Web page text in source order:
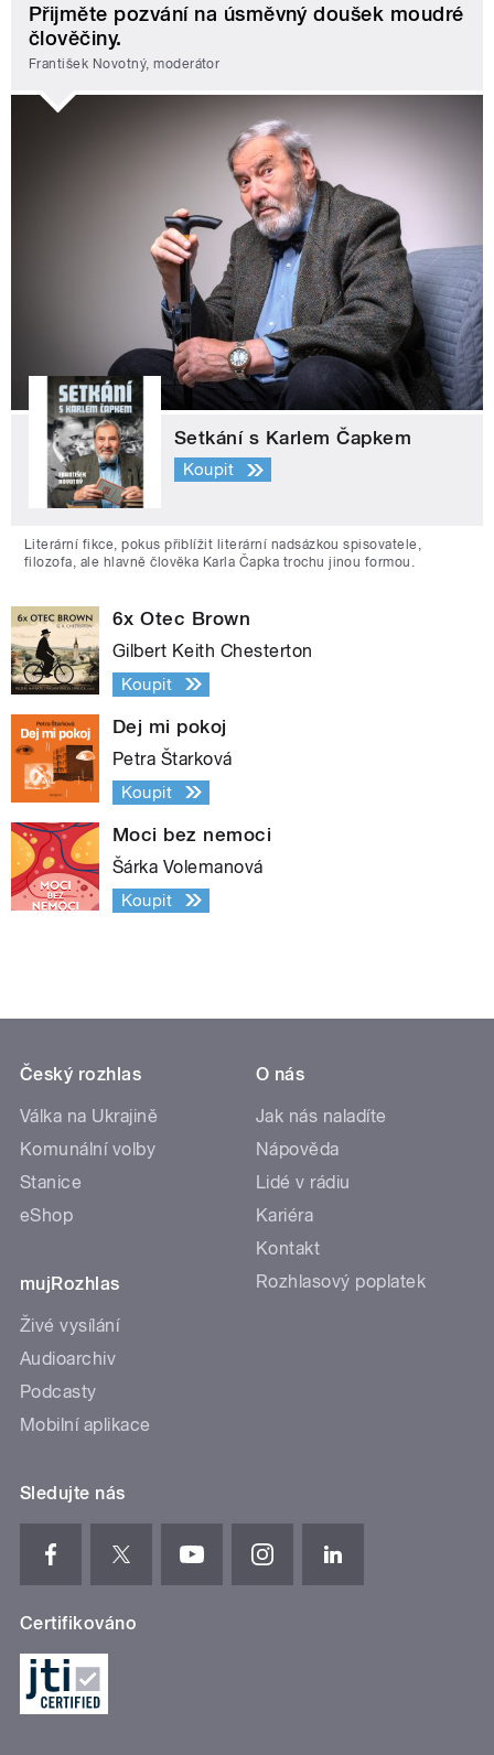
Přijměte pozvání na úsměvný doušek moudré
člověčiny.
František Novotný, moderátor
Setkání s Karlem Čapkem
Koupit
Literární fikce, pokus přiblížit literární nadsázkou spisovatele,
filozofa, ale hlavně člověka Karla Čapka trochu jinou formou.
6x Otec Brown
Gilbert Keith Chesterton
Koupit
Dej mi pokoj
Petra Štarková
Koupit
Moci bez nemoci
Šárka Volemanová
Koupit
Český rozhlas
Válka na Ukrajině
Komunální volby
Stanice
eShop
mujRozhlas
Živé vysílání
Audioarchiv
Podcasty
Mobilní aplikace
O nás
Jak nás naladíte
Nápověda
Lidé v rádiu
Kariéra
Kontakt
Rozhlasový poplatek
Sledujte nás
Certifikováno